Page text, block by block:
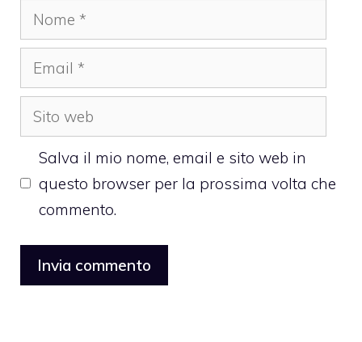
Nome
Email
Sito
web
Salva il mio nome, email e sito web in
questo browser per la prossima volta che
commento.